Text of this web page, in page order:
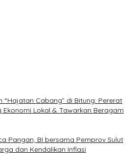
“Hajatan Cabang” di Bitung: Pererat
Ekonomi Lokal & Tawarkan Beragam
Pangan, BI bersama Pemprov Sulut
dan Kendalikan Inflasi